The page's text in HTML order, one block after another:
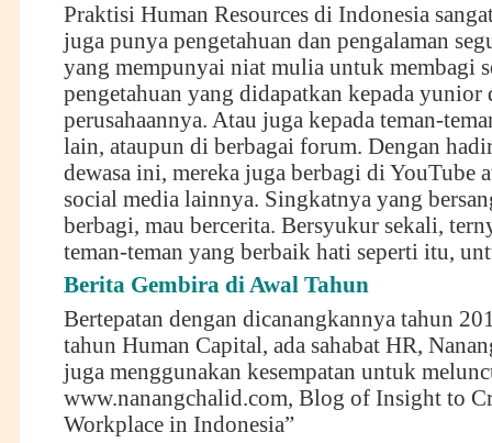
Praktisi Human Resources di Indonesia
juga punya pengetahuan dan pengalaman
yang mempunyai niat mulia untuk membagi
pengetahuan yang didapatkan kepada yunior
perusahaannya. Atau juga kepada teman-
lain, ataupun di berbagai forum. Dengan
dewasa ini, mereka juga berbagi di YouTube
social media lainnya. Singkatnya yang
berbagi, mau bercerita. Bersyukur sekali,
teman-teman yang berbaik hati seperti itu,
Berita Gembira di Awal Tahun
Bertepatan dengan dicanangkannya tahun
tahun Human Capital, ada sahabat HR,
juga menggunakan kesempatan untuk
www.nanangchalid.com, Blog of Insight to
Workplace in Indonesia”